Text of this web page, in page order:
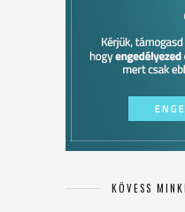
KÖVESS